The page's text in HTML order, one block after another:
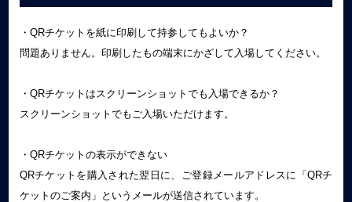
・QRチケットを紙に印刷して持参してもよいか？
問題ありません。印刷したもの端末にかざして入場してください。
・QRチケットはスクリーンショットでも入場できるか？
スクリーンショットでもご入場いただけます。
・QRチケットの表示ができない
QRチケットを購入された翌日に、ご登録メールアドレスに「QRチ
ケットのご案内」というメールが送信されています。